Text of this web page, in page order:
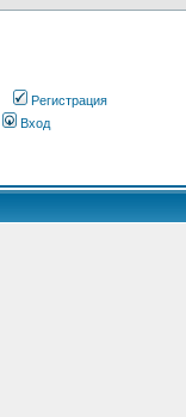
Регистрация
Вход